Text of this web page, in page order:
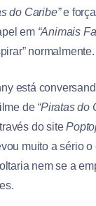
do Caribe”e
em “Animais
normalmente.
está
de “Piratas do
do site
muito a sério o
nem se a